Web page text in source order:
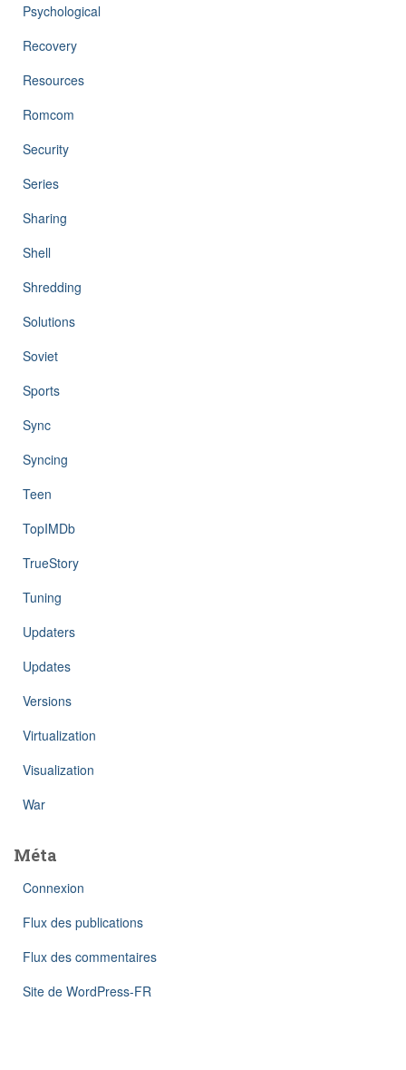
Psychological
Recovery
Resources
Romcom
Security
Series
Sharing
Shell
Shredding
Solutions
Soviet
Sports
Sync
Syncing
Teen
TopIMDb
TrueStory
Tuning
Updaters
Updates
Versions
Virtualization
Visualization
War
Méta
Connexion
Flux des publications
Flux des commentaires
Site de WordPress-FR